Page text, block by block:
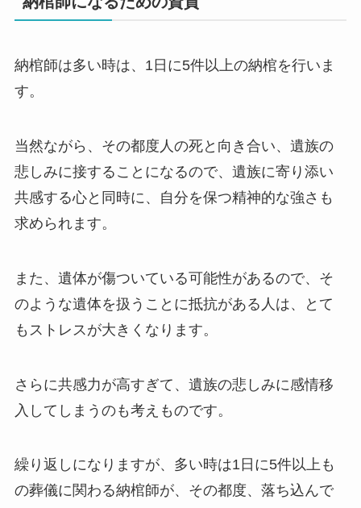
納棺師は多い時は、1日に5件以上の納棺を行いま
す。
当然ながら、その都度人の死と向き合い、遺族の
悲しみに接することになるので、遺族に寄り添い
共感する心と同時に、自分を保つ精神的な強さも
求められます。
また、遺体が傷ついている可能性があるので、そ
のような遺体を扱うことに抵抗がある人は、とて
もストレスが大きくなります。
さらに共感力が高すぎて、遺族の悲しみに感情移
入してしまうのも考えものです。
繰り返しになりますが、多い時は1日に5件以上も
の葬儀に関わる納棺師が、その都度、落ち込んで